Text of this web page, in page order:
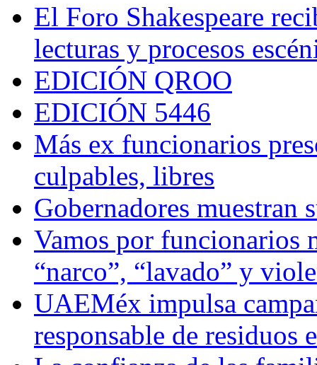
El Foro Shakespeare
lecturas y procesos
EDICIÓN QROO
EDICIÓN 5446
Más ex funcionarios
culpables, libres
Gobernadores muestran
Vamos por funcionarios
“narco”, “lavado” y
UAEMéx impulsa
responsable de residuos